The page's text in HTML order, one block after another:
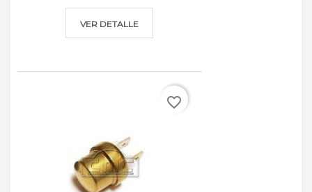
VER DETALLE
favorite_border